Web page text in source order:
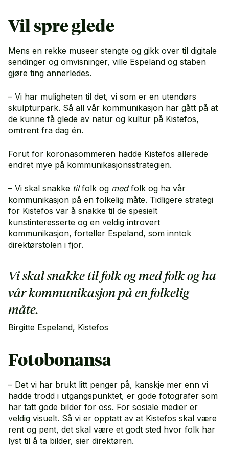
Vil spre glede
Mens en rekke museer stengte og gikk over til digitale
sendinger og omvisninger, ville Espeland og staben
gjøre ting annerledes.
– Vi har muligheten til det, vi som er en utendørs
skulpturpark. Så all vår kommunikasjon har gått på at
de kunne få glede av natur og kultur på Kistefos,
omtrent fra dag én.
Forut for koronasommeren hadde Kistefos allerede
endret mye på kommunikasjonsstrategien.
– Vi skal snakke tilfolk og medfolk og ha vår
kommunikasjon på en folkelig måte. Tidligere strategi
for Kistefos var å snakke til de spesielt
kunstinteresserte og en veldig introvert
kommunikasjon, forteller Espeland, som inntok
direktørstolen i fjor.
Vi skal snakke til folk og med folk og ha
vår kommunikasjon på en folkelig
måte.
Birgitte Espeland, Kistefos
Fotobonansa
– Det vi har brukt litt penger på, kanskje mer enn vi
hadde trodd i utgangspunktet, er gode fotografer som
har tatt gode bilder for oss. For sosiale medier er
veldig visuelt. Så vi er opptatt av at Kistefos skal være
rent og pent, det skal være et godt sted hvor folk har
lyst til å ta bilder, sier direktøren.